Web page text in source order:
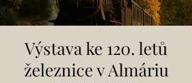
Výstava ke 120. letů
železnice v Almáriu